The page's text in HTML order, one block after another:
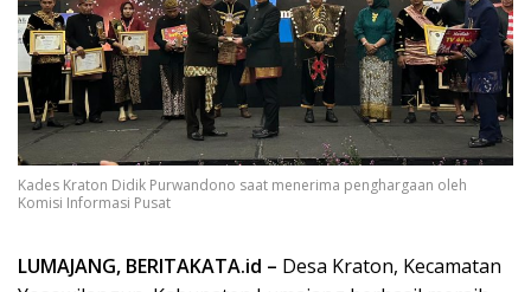
Kades Kraton Didik Purwandono saat menerima penghargaan oleh
Komisi Informasi Pusat
LUMAJANG, BERITAKATA.id – Desa Kraton, Kecamatan